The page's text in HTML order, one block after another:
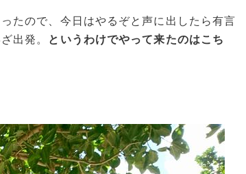
たので、今日はやるぞと声に出したら有言
出発。 というわけでやって来たのはこち